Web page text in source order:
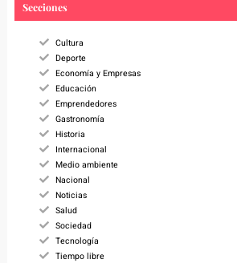
Secciones
Cultura
Deporte
Economía y Empresas
Educación
Emprendedores
Gastronomía
Historia
Internacional
Medio ambiente
Nacional
Noticias
Salud
Sociedad
Tecnología
Tiempo libre